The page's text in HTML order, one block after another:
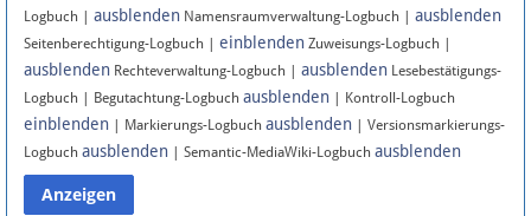
Instagram
Anmelden
Datenschutz
Logbuch | ausblenden Namensraumverwaltung-Logbuch | ausblenden
Seitenberechtigung-Logbuch | einblenden Zuweisungs-Logbuch |
ausblenden Rechteverwaltung-Logbuch | ausblenden Lesebestätigungs-
Logbuch | Begutachtung-Logbuch ausblenden | Kontroll-Logbuch
einblenden | Markierungs-Logbuch ausblenden | Versionsmarkierungs-
Logbuch ausblenden | Semantic-MediaWiki-Logbuch ausblenden